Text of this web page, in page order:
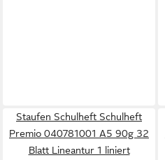
Staufen Schulheft Schulheft
Premio 040781001 A5 90g 32
Blatt Lineantur 1 liniert